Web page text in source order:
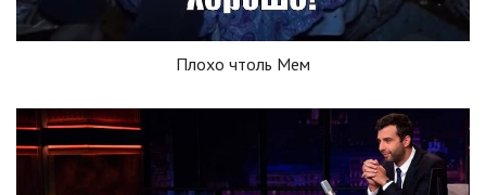
Плохо чтоль Мем